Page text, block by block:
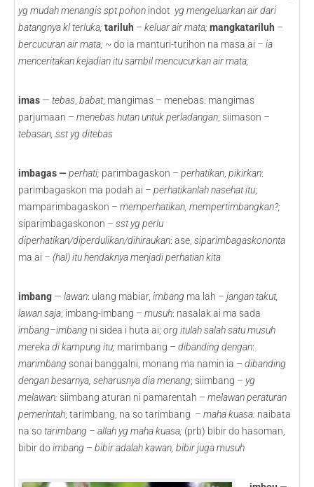
yg mudah menangis spt pohon indot yg mengeluarkan air dari
batangnya kl terluka;tariluh – keluar air mata;mangkatariluh –
bercucuran air mata; ~do ia manturi-turihon na masa ai – ia
menceritakan kejadian itu sambil mencucurkan air mata;
imas — tebas babat; mangimas – menebas: mangimas
parjumaan – menebas hutan untuk perladangan; siimason –
tebasan, sst yg ditebas
imbagas —perhati; parimbagaskon – perhatikan pikirkan:
parimbagaskon ma podah ai – perhatikanlah nasehat itu;
mamparimbagaskon – memperhatikan, mempertimbangkan?;
siparimbagaskonon – sst yg perlu
diperhatikan/diperdulikan/dihiraukan: ase, siparimbagaskononta
ma ai – (hal) itu hendaknya menjadi perhatian kita
imbang — lawan: ulang mabiar, imbang ma lah – jangan takut,
lawan saja; imbang-imbang – musuh: nasalak ai ma sada
imbang–imbang ni sidea i huta ai; org itulah salah satu musuh
mereka di kampung itu; marimbang – dibanding dengan:
marimbang sonai banggalni, monang ma namin ia – dibanding
dengan besarnya, seharusnya dia menang; siimbang – yg
melawan:siimbang aturan ni pamarentah – melawan peraturan
pemerintah; tarimbang, na so tarimbang – maha kuasa: naibata
na sotarimbang – allah yg maha kuasa; (prb) bibir do hasoman,
bibir doimbang – bibir adalah kawan, bibir juga musuh